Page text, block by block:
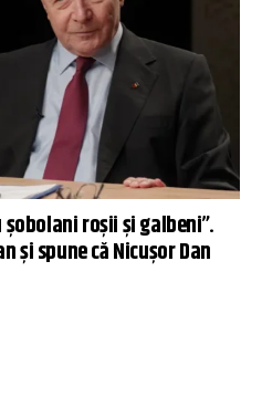
roșii și galbeni”.
și spune că Nicușor Dan